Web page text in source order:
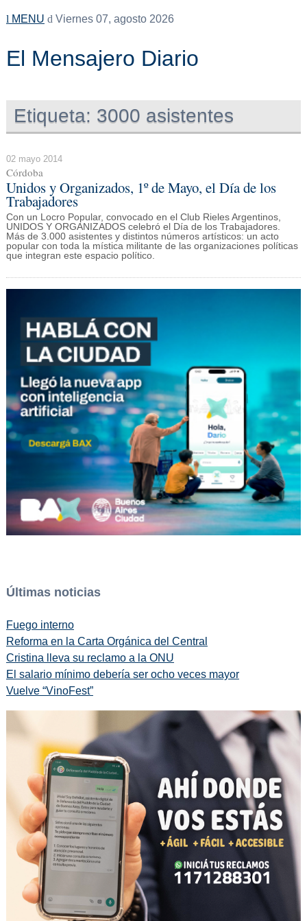
MENU Viernes 07, agosto 2026
El Mensajero Diario
Etiqueta: 3000 asistentes
02 mayo 2014
Córdoba
Unidos y Organizados, 1º de Mayo, el Día de los
Trabajadores
Con un Locro Popular, convocado en el Club Rieles Argentinos,
UNIDOS Y ORGANIZADOS celebró el Día de los Trabajadores.
Más de 3.000 asistentes y distintos números artísticos: un acto
popular con toda la mística militante de las organizaciones políticas
que integran este espacio político.
Últimas noticias
Fuego interno
Reforma en la Carta Orgánica del Central
Cristina lleva su reclamo a la ONU
El salario mínimo debería ser ocho veces mayor
Vuelve “VinoFest”